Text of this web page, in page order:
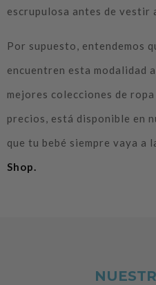
escrupulosa antes de vestir
Por supuesto, entendemos
encuentren esta modalidad
mejores colecciones de
precios, está disponible en
que tu bebé siempre vaya a
Shop.